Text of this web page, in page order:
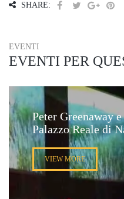
SHARE:
EVENTI
EVENTI PER
Peter Greenaway
Palazzo Reale di
VIEW MORE